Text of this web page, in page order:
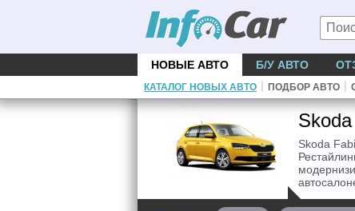
НОВЫЕ АВТО Б/У АВТО
КАТАЛОГ НОВЫХ АВТО | ПОДБОР АВТО |
Skoda